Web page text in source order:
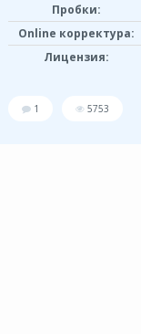
Пробки:
Online корректура:
Лицензия:
1 5753